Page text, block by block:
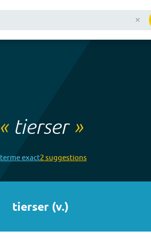
« tierser»
termeexact2 suggestions
tierser (v.)